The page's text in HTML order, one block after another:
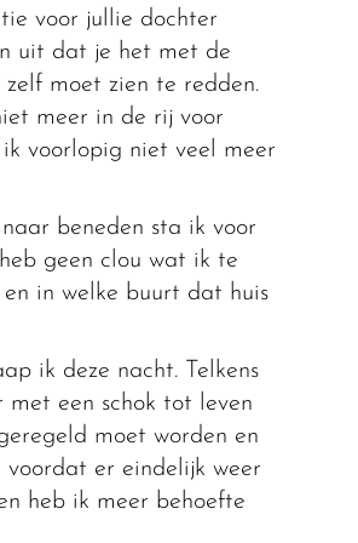
voor jullie dochter
uit dat je het met de
moet zien te redden.
meer in de rij voor
ik voorlopig niet veel meer
beneden sta ik voor
geen clou wat ik te
in welke buurt dat huis
ik deze nacht. Telkens
met een schok tot leven
moet worden en
er eindelijk weer
heb ik meer behoefte